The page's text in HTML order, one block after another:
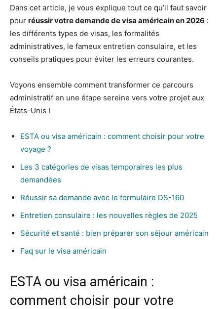
Dans cet article, je vous explique tout ce qu’il faut savoir
pour réussir votre demande de visa américain en 2026 :
les différents types de visas, les formalités
administratives, le fameux entretien consulaire, et les
conseils pratiques pour éviter les erreurs courantes.
Voyons ensemble comment transformer ce parcours
administratif en une étape sereine vers votre projet aux
États-Unis !
ESTA ou visa américain : comment choisir pour votre
voyage ?
Les 3 catégories de visas temporaires les plus
demandées
Réussir sa demande avec le formulaire DS-160
Entretien consulaire : les nouvelles règles de 2025
Sécurité et santé : bien préparer son séjour américain
Faq sur le visa américain
ESTA ou visa américain :
comment choisir pour votre